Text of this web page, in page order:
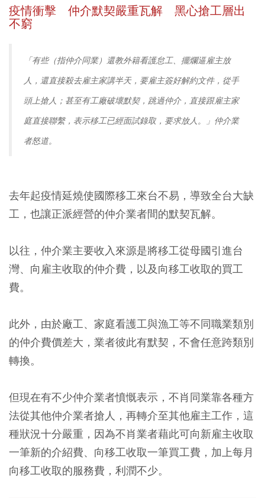
疫情衝擊 仲介默契嚴重瓦解 黑心搶工層出
不窮
「有些（指仲介同業）還教外籍看護怠工、擺爛逼雇主放
人，還直接殺去雇主家講半天，要雇主簽好解約文件，從手
頭上搶人；甚至有工廠破壞默契，跳過仲介，直接跟雇主家
庭直接聯繫，表示移工已經面試錄取，要求放人。」仲介業
者怒道。
去年起疫情延燒使國際移工來台不易，導致全台大缺
工，也讓正派經營的仲介業者間的默契瓦解。
以往，仲介業主要收入來源是將移工從母國引進台
灣、向雇主收取的仲介費，以及向移工收取的買工
費。
此外，由於廠工、家庭看護工與漁工等不同職業類別
的仲介費價差大，業者彼此有默契，不會任意跨類別
轉換。
但現在有不少仲介業者憤慨表示，不肖同業靠各種方
法從其他仲介業者搶人，再轉介至其他雇主工作，這
種狀況十分嚴重，因為不肖業者藉此可向新雇主收取
一筆新的介紹費、向移工收取一筆買工費，加上每月
向移工收取的服務費 ，利潤不少。